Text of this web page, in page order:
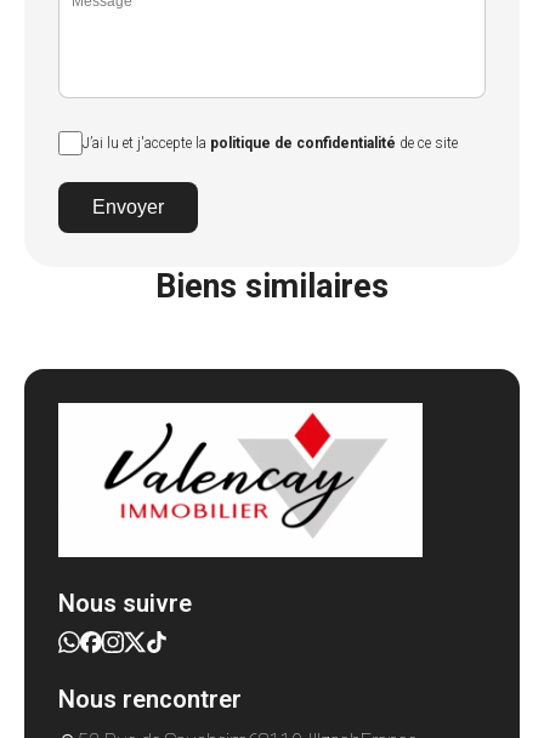
J’ai lu et j'accepte la politique de confidentialité de ce site
Envoyer
Biens similaires
Nous suivre
Nous rencontrer